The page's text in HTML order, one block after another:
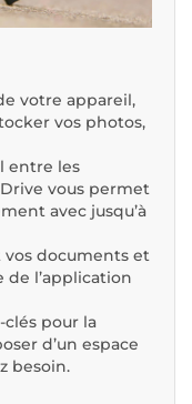
votre appareil,
vos photos,
entre les
vous permet
avec jusqu’à
documents et
de l’application
pour la
d’un espace
besoin.